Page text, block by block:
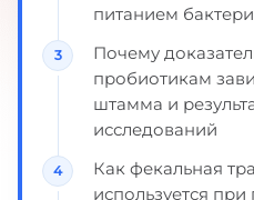
питанием
Почему
пробиотикам
штамма и
исследований
Как фекальная
используется